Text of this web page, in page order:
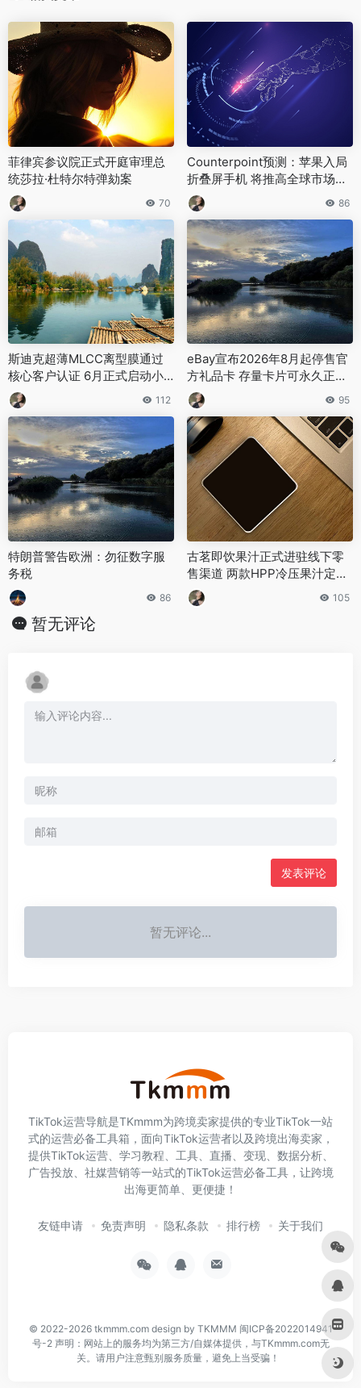
菲律宾参议院正式开庭审理总
统莎拉·杜特尔特弹劾案
70
Counterpoint预测：苹果入局
折叠屏手机 将推高全球市场整
体售价
86
斯迪克超薄MLCC离型膜通过
核心客户认证 6月正式启动小
批量供货
112
eBay宣布2026年8月起停售官
方礼品卡 存量卡片可永久正常
使用
95
特朗普警告欧洲：勿征数字服
务税
86
古茗即饮果汁正式进驻线下零
售渠道 两款HPP冷压果汁定价
9.9-11.9元
105
暂无评论
发表评论
暂无评论...
TikTok运营导航是TKmmm为跨境卖家提供的专业TikTok一站
式的运营必备工具箱，面向TikTok运营者以及跨境出海卖家，
提供TikTok运营、学习教程、工具、直播、变现、数据分析、
广告投放、社媒营销等一站式的TikTok运营必备工具，让跨境
出海更简单、更便捷！
友链申请 免责声明 隐私条款 排行榜 关于我们
© 2022-2026 tkmmm.comdesign by TKMMM 闽ICP备2022014941
号-2声明：网站上的服务均为第三方/自媒体提供，与TKmmm.com无
关。请用户注意甄别服务质量，避免上当受骗！